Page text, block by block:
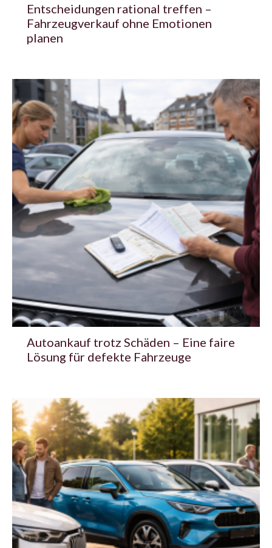
Entscheidungen rational treffen –
Fahrzeugverkauf ohne Emotionen
planen
Autoankauf trotz Schäden – Eine faire
Lösung für defekte Fahrzeuge